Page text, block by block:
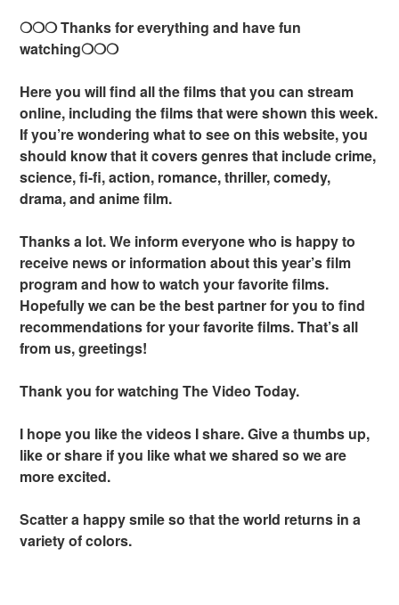
❍❍❍ Thanks for everything and have fun
watching❍❍❍
Here you will find all the films that you can stream
online, including the films that were shown this week.
If you’re wondering what to see on this website, you
should know that it covers genres that include crime,
science, fi-fi, action, romance, thriller, comedy,
drama, and anime film.
Thanks a lot. We inform everyone who is happy to
receive news or information about this year’s film
program and how to watch your favorite films.
Hopefully we can be the best partner for you to find
recommendations for your favorite films. That’s all
from us, greetings!
Thank you for watching The Video Today.
I hope you like the videos I share. Give a thumbs up,
like or share if you like what we shared so we are
more excited.
Scatter a happy smile so that the world returns in a
variety of colors.